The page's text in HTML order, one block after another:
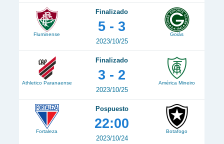
Fluminense
Finalizado
5 - 3
2023/10/25
Goiás
Athletico Paranaense
Finalizado
3 - 2
2023/10/25
América Mineiro
Fortaleza
Pospuesto
22:00
2023/10/24
Botafogo